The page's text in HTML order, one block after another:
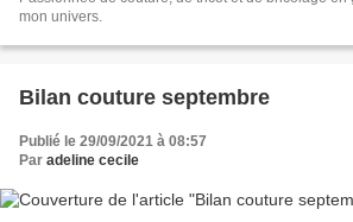
mon univers.
Bilan couture septembre
Publié le 29/09/2021 à 08:57
Par adeline cecile